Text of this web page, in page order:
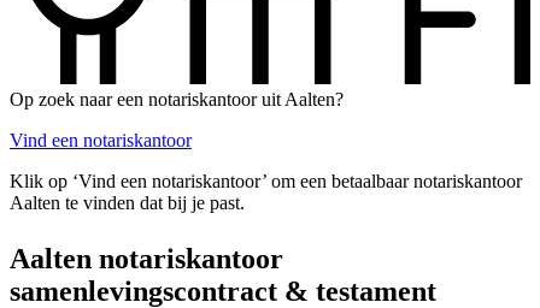
Op zoek naar een notariskantoor uit Aalten?
Vind een notariskantoor
Klik op ‘Vind een notariskantoor’ om een betaalbaar notariskantoor
Aalten te vinden dat bij je past.
Aalten notariskantoor
samenlevingscontract & testament